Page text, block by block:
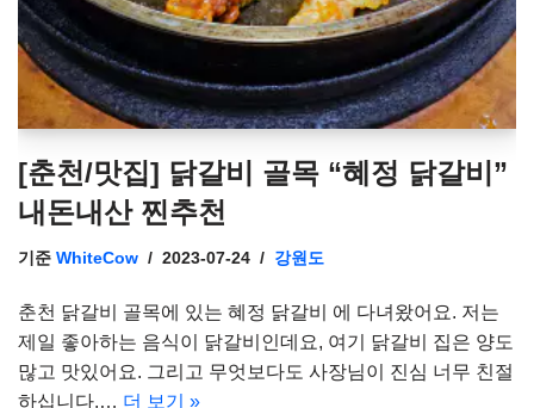
[춘천/맛집] 닭갈비 골목 “혜정 닭갈비”
내돈내산 찐추천
기준 WhiteCow 2023-07-24 강원도
춘천 닭갈비 골목에 있는 혜정 닭갈비 에 다녀왔어요. 저는
제일 좋아하는 음식이 닭갈비인데요, 여기 닭갈비 집은 양도
많고 맛있어요. 그리고 무엇보다도 사장님이 진심 너무 친절
하십니다.… 더 보기 »